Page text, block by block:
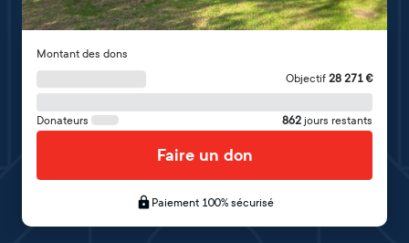
Montant des dons
Objectif 28 271 €
Donateurs 862 jours restants
Faire un don
Paiement 100% sécurisé